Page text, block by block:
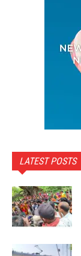
LATEST POSTS